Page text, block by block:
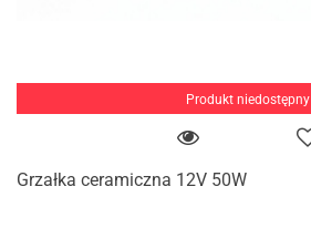
Produkt niedostępny
Grzałka ceramiczna 12V 50W